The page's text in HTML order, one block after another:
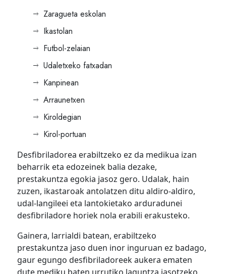
Zaragueta eskolan
Ikastolan
Futbol-zelaian
Udaletxeko fatxadan
Kanpinean
Arraunetxen
Kiroldegian
Kirol-portuan
Desfibriladorea erabiltzeko ez da medikua izan
beharrik eta edozeinek balia dezake,
prestakuntza egokia jasoz gero. Udalak, hain
zuzen, ikastaroak antolatzen ditu aldiro-aldiro,
udal-langileei eta lantokietako arduradunei
desfibriladore horiek nola erabili erakusteko.
Gainera, larrialdi batean, erabiltzeko
prestakuntza jaso duen inor inguruan ez badago,
gaur egungo desfibriladoreek aukera ematen